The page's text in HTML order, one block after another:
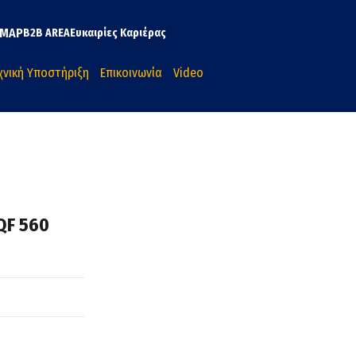
MAPB2B AREAΕυκαιρίες Καριέρας
Υποστήριξη Επικοινωνία Video
560